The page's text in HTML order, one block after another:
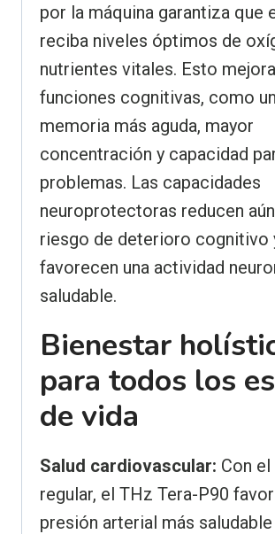
por la máquina garantiza que
reciba niveles óptimos de
nutrientes vitales. Esto
funciones cognitivas, como
memoria más aguda, mayor
concentración y capacidad
problemas. Las capacidades
neuroprotectoras reducen
riesgo de deterioro cognitivo
favorecen una actividad
saludable.
Bienestar
para todos los
de vida
Salud cardiovascular: Con el
regular, el THz Tera-P90
presión arterial más